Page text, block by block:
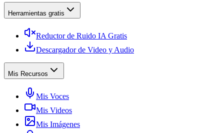
Herramientas gratis
Reductor de Ruido IA Gratis
Descargador de Video y Audio
Mis Recursos
Mis Voces
Mis Videos
Mis Imágenes